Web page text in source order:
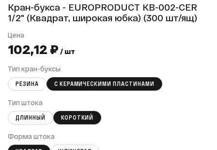
Кран-букса - EUROPRODUCT KB-002-CER
1/2" (Квадрат, широкая юбка) (300 шт/ящ)
Цена
102,12 ₽ / шт
Тип кран-буксы
РЕЗИНА С КЕРАМИЧЕСКИМИ ПЛАСТИНАМИ
Тип штока
ДЛИННЫЙ КОРОТКИЙ
Форма штока